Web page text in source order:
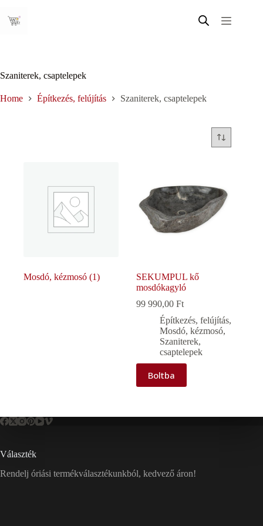
content
Szaniterek, csaptelepek
Home Építkezés, felújítás Szaniterek, csaptelepek
Mosdó, kézmosó (1)
SEKUMPUL kő
mosdókagyló
99 990,00Ft
Építkezés, felújítás,
Mosdó, kézmosó,
Szaniterek,
csaptelepek
Boltba
Választék
Rendelj óriási termékválasztékunkból, kedvező áron!